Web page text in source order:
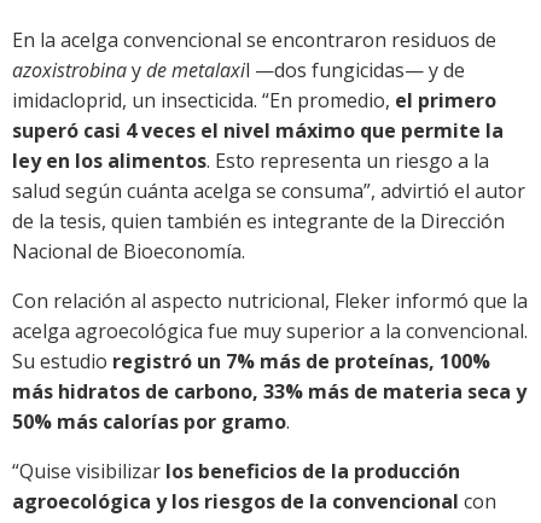
En la acelga convencional se encontraron residuos de
azoxistrobinayde metalaxil —dos fungicidas— y de
imidacloprid, un insecticida. “En promedio, el primero
superó casi 4 veces el nivel máximo que permite la
ley en los alimentos. Esto representa un riesgo a la
salud según cuánta acelga se consuma”, advirtió el autor
de la tesis, quien también es integrante de la Dirección
Nacional de Bioeconomía.
Con relación al aspecto nutricional, Fleker informó que la
acelga agroecológica fue muy superior a la convencional.
Su estudio registró un 7% más de proteínas, 100%
más hidratos de carbono, 33% más de materia seca y
50% más calorías por gramo.
“Quise visibilizar los beneficios de la producción
agroecológica y los riesgos de la convencional con